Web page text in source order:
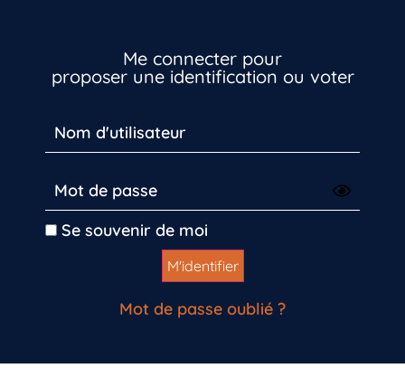
Me connecter pour
proposer une identification ou voter
Se souvenir de moi
Mot de passe oublié ?